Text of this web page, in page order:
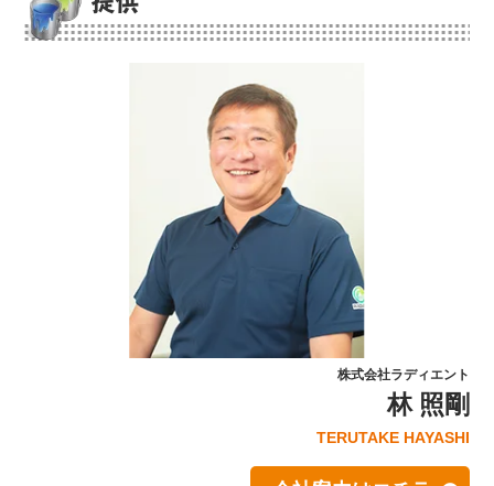
株式会社ラディエント
林 照剛
TERUTAKE HAYASHI